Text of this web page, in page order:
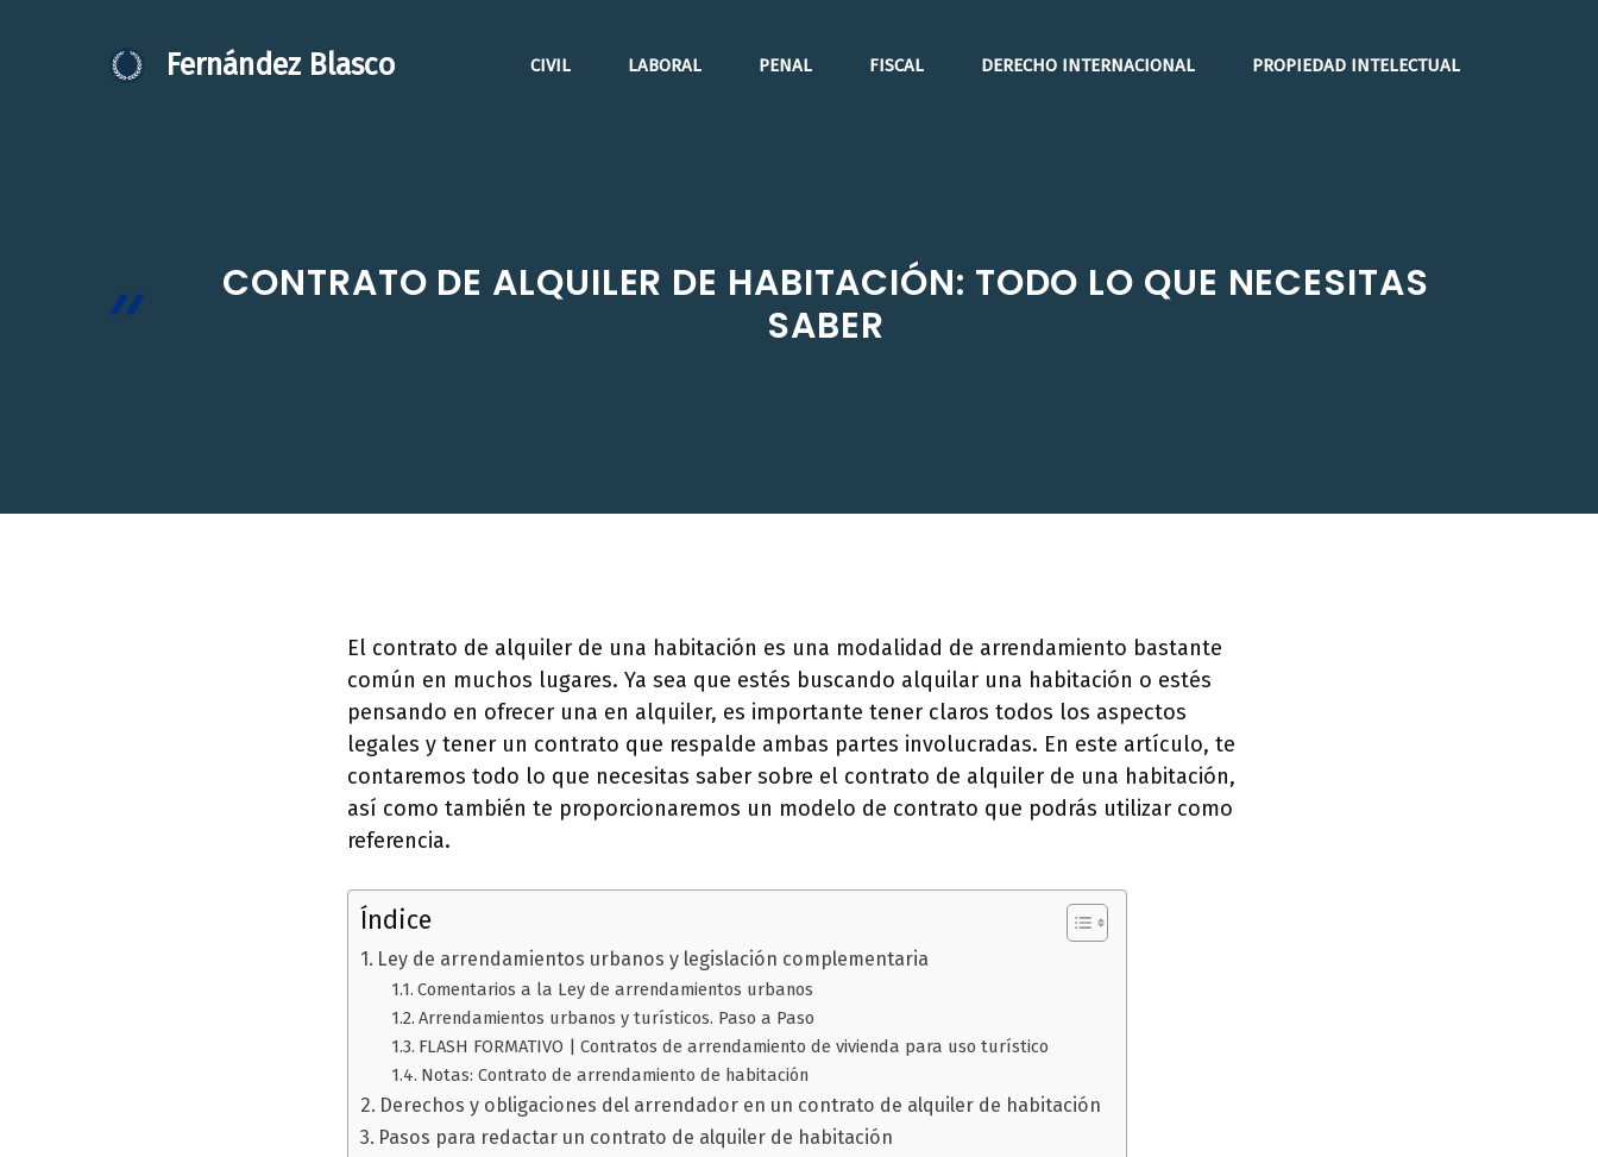
Fernández Blasco CIVIL LABORAL PENAL FISCAL DERECHO INTERNACIONAL PROPIEDAD INTELECTUAL
CONTRATO DE ALQUILER DE HABITACIÓN: TODO LO QUE NECESITAS
SABER
El contrato de alquiler de una habitación es una modalidad de arrendamiento bastante
común en muchos lugares. Ya sea que estés buscando alquilar una habitación o estés
pensando en ofrecer una en alquiler, es importante tener claros todos los aspectos
legales y tener un contrato que respalde ambas partes involucradas. En este artículo, te
contaremos todo lo que necesitas saber sobre el contrato de alquiler de una habitación,
así como también te proporcionaremos un modelo de contrato que podrás utilizar como
referencia.
Índice
Ley de arrendamientos urbanos y legislación complementaria
Comentarios a la Ley de arrendamientos urbanos
Arrendamientos urbanos y turísticos. Paso a Paso
FLASH FORMATIVO | Contratos de arrendamiento de vivienda para uso turístico
Notas: Contrato de arrendamiento de habitación
Derechos y obligaciones del arrendador en un contrato de alquiler de habitación
Pasos para redactar un contrato de alquiler de habitación